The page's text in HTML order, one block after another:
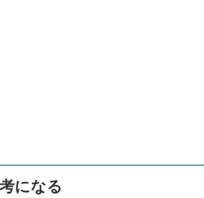
になる